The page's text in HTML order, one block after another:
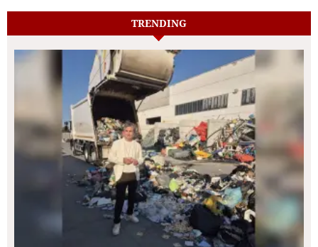
TRENDING